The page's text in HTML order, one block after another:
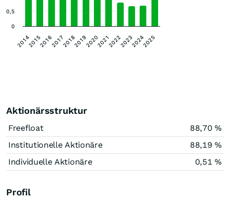
2014 2016 2018 2020 2022 2024
2015 2017 2019 2021 2023 2025
0
0,5
Aktionärsstruktur
Freefloat
88,70 %
Institutionelle Aktionäre
88,19 %
Individuelle Aktionäre
0,51 %
Profil